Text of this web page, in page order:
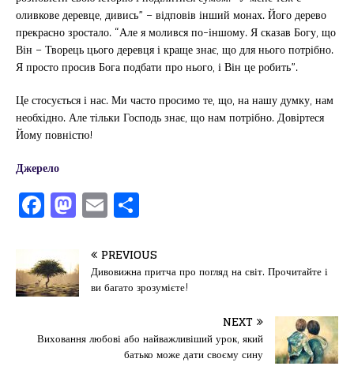
оливкове деревце, дивись” – відповів інший монах. Його дерево
прекрасно зростало. “Але я молився по-іншому. Я сказав Богу, що
Він – Творець цього деревця і краще знає, що для нього потрібно.
Я просто просив Бога подбати про нього, і Він це робить”.
Це стосується і нас. Ми часто просимо те, що, на нашу думку, нам
необхідно. Але тільки Господь знає, що нам потрібно. Довіртеся
Йому повністю!
Джерело
F
a
c
e
b
o
o
M
a
st
o
d
o
n
E
m
ai
l
іл
и
т
ис
я
PREVIOUS
Дивовижна притча про погляд на світ. Прочитайте і
ви багато зрозумієте!
NEXT
Виховання любові або найважливіший урок, який
батько може дати своєму сину